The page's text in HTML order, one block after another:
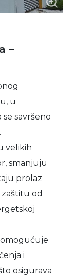
–
u
savršeno
velikih
smanjuju
prolaz
od
omogućuje
i
osigurava